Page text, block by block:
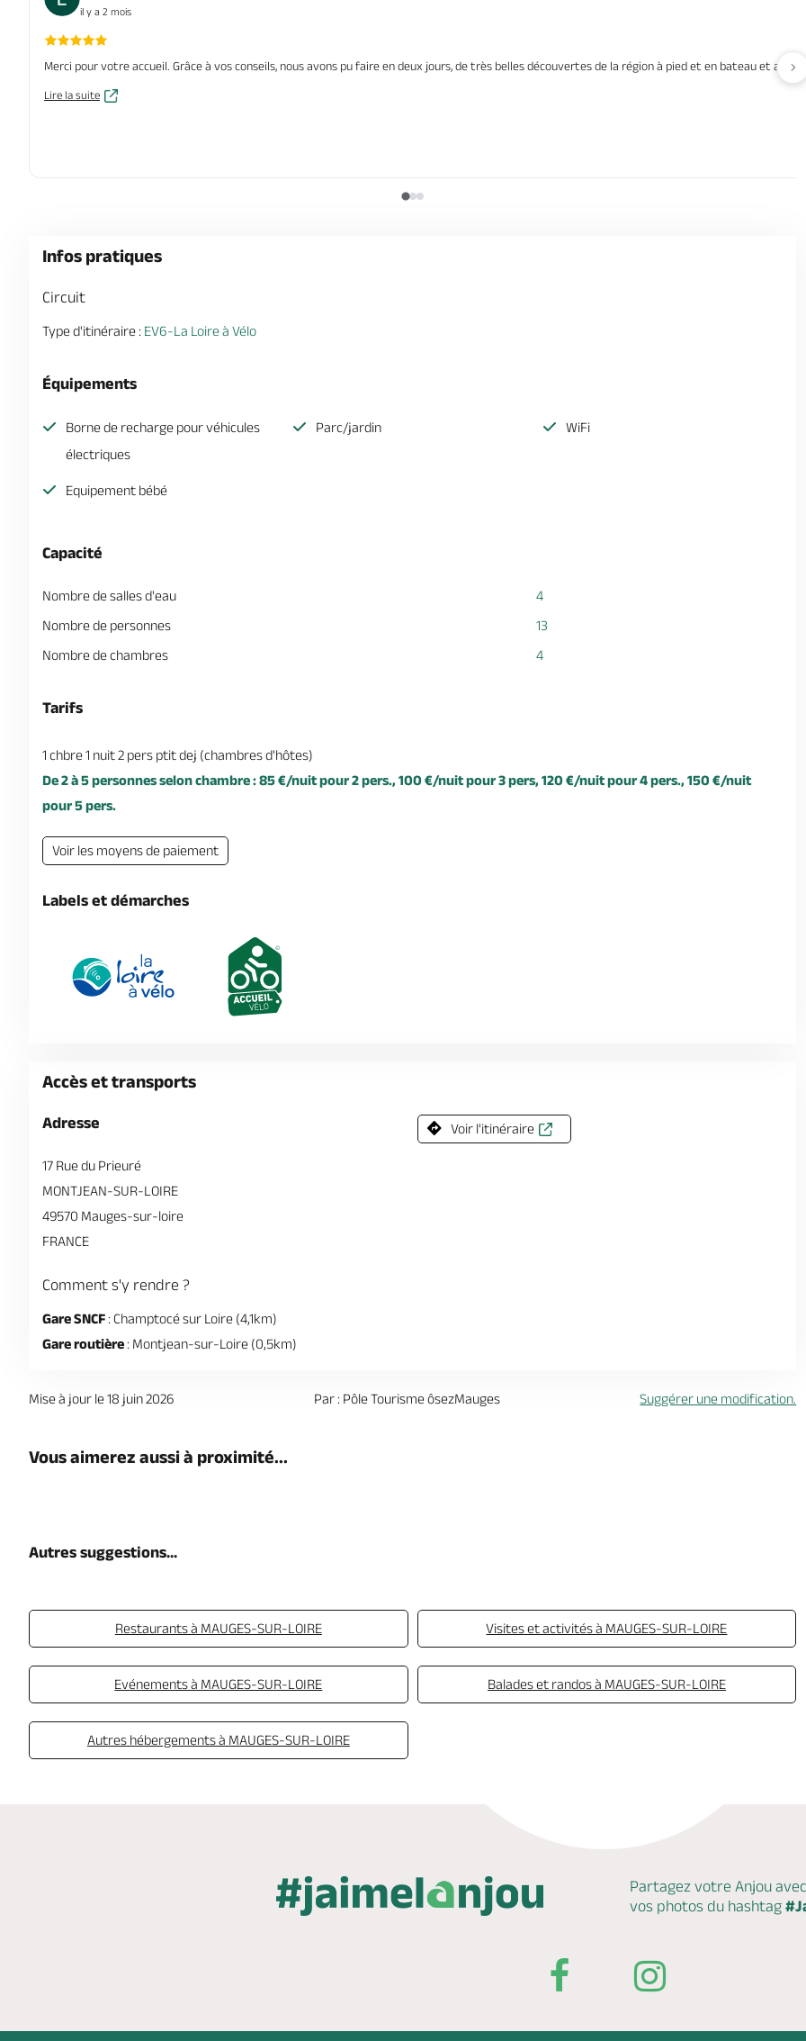
il y a 2 mois
Merci pour votre accueil. Grâce à vos conseils, nous avons pu faire en deux jours, de très belles découvertes de la région à pied et en bateau et
Lire la suite
Infos pratiques
Circuit
Type d'itinéraire : EV6-La Loire à Vélo
Équipements
Borne de recharge pour véhicules
électriques
Parc/jardin WiFi
Equipement bébé
Capacité
Nombre de salles d'eau
4
Nombre de personnes
13
Nombre de chambres
4
Tarifs
1 chbre 1 nuit 2 pers ptit dej (chambres d'hôtes)
De 2 à 5 personnes selon chambre : 85 €/nuit pour 2 pers., 100 €/nuit pour 3 pers, 120 €/nuit pour 4 pers., 150 €/nuit
pour 5 pers.
Voir les moyens de paiement
Labels et démarches
Accès et transports
Adresse
17 Rue du Prieuré
MONTJEAN-SUR-LOIRE
49570 Mauges-sur-loire
FRANCE
Voir l'itinéraire
Comment s'y rendre ?
Gare SNCF : Champtocé sur Loire (4,1km)
Gare routière : Montjean-sur-Loire (0,5km)
Mise à jour le 18 juin 2026 Par : Pôle Tourisme ôsezMauges Suggérer une modification.
Vous aimerez aussi à proximité...
Autres suggestions...
Restaurants à MAUGES-SUR-LOIRE Visites et activités à MAUGES-SUR-LOIRE
Evénements à MAUGES-SUR-LOIRE Balades et randos à MAUGES-SUR-LOIRE
Autres hébergements à MAUGES-SUR-LOIRE
Partagez votre Anjou
vos photos du hashtag